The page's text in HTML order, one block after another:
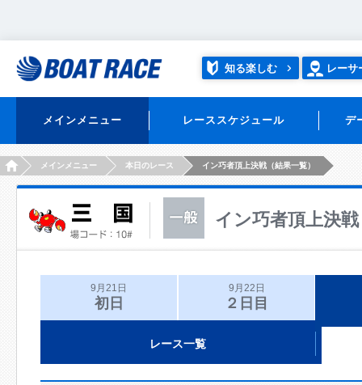
知る楽しむ レーサ
メインメニュー レーススケジュール デ
HOMEメインメニュー 本日のレース イン巧者頂上決戦（結果一覧）
イン巧者頂上決戦
9月21日
初日
9月22日
２日目
レース一覧